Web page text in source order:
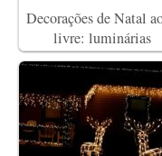
Decorações de Natal
livre: luminárias